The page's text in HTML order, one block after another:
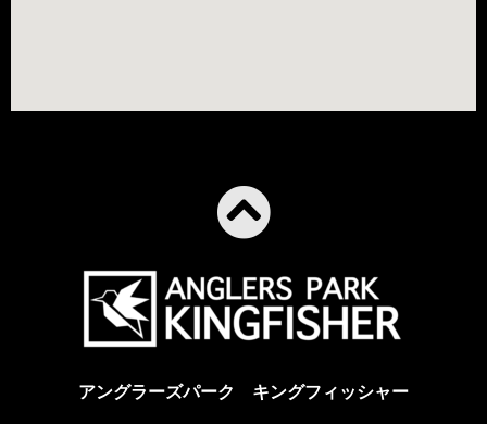
アングラーズパーク キングフィッシャー